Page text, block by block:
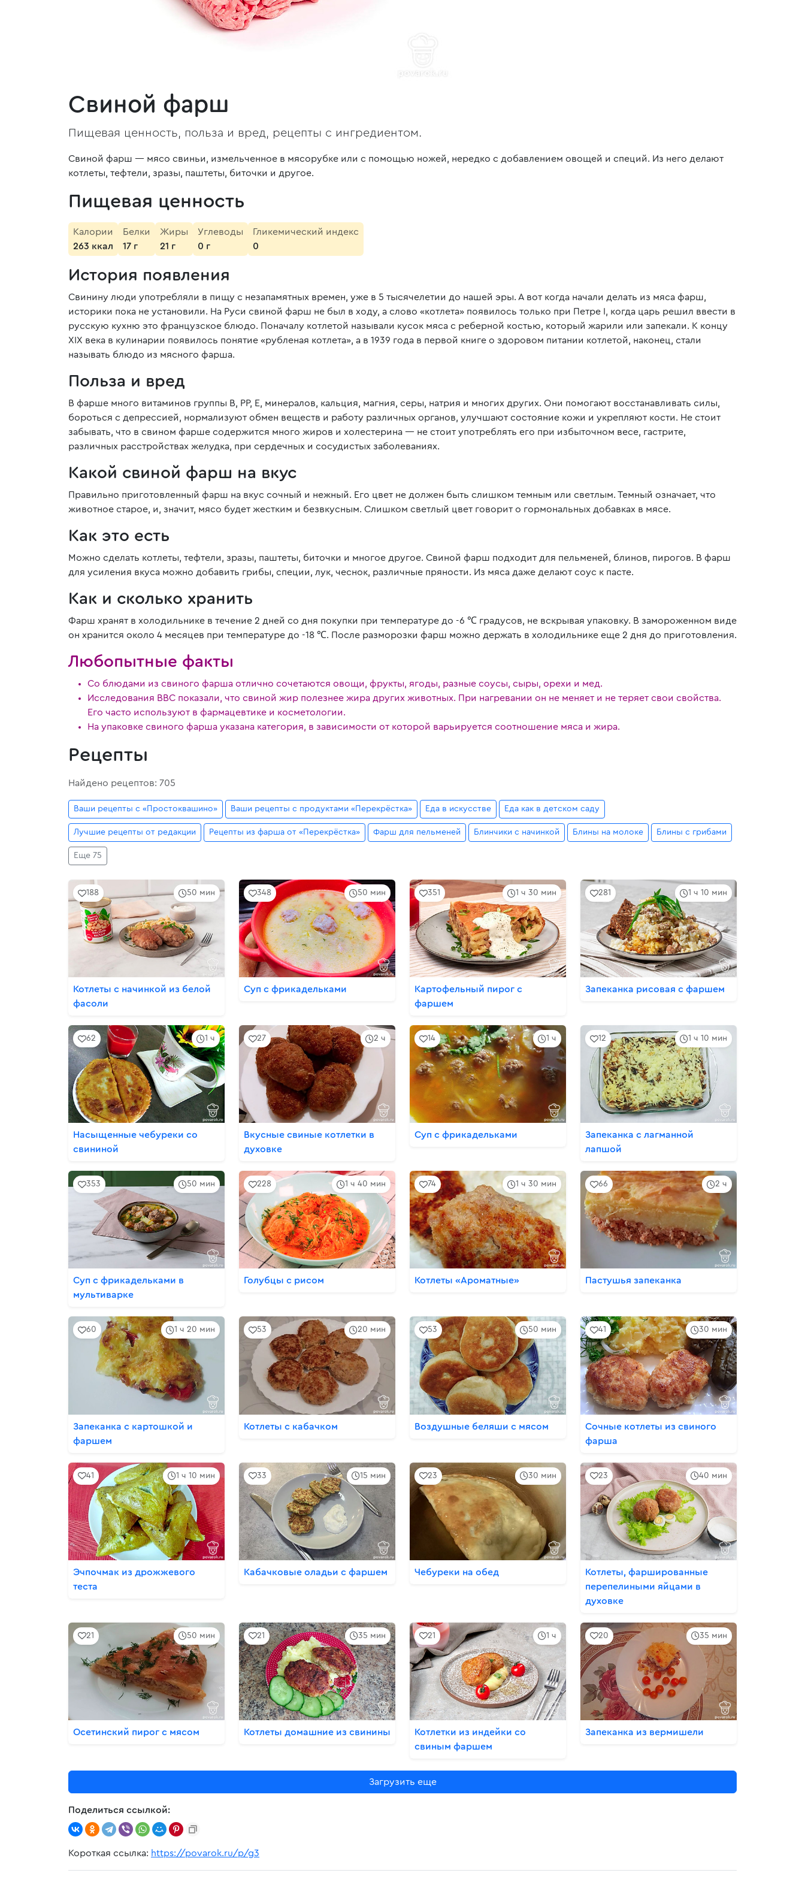
Свиной фарш
Пищевая ценность, польза и вред, рецепты с ингредиентом.
Свиной фарш — мясо свиньи, измельченное в мясорубке или с помощью ножей, нередко с добавлением овощей и специй. Из него делают
котлеты, тефтели, зразы, паштеты, биточки и другое.
Пищевая ценность
Калории
263 ккал
Белки
17 г
Жиры
21 г
Углеводы
0 г
Гликемический индекс
0
История появления
Свинину люди употребляли в пищу с незапамятных времен, уже в 5 тысячелетии до нашей эры. А вот когда начали делать из мяса фарш,
историки пока не установили. На Руси свиной фарш не был в ходу, а слово «котлета» появилось только при Петре I, когда царь решил ввести в
русскую кухню это французское блюдо. Поначалу котлетой называли кусок мяса с реберной костью, который жарили или запекали. К концу
XIX века в кулинарии появилось понятие «рубленая котлета», а в 1939 года в первой книге о здоровом питании котлетой, наконец, стали
называть блюдо из мясного фарша.
Польза и вред
В фарше много витаминов группы В, РР, Е, минералов, кальция, магния, серы, натрия и многих других. Они помогают восстанавливать силы,
бороться с депрессией, нормализуют обмен веществ и работу различных органов, улучшают состояние кожи и укрепляют кости. Не стоит
забывать, что в свином фарше содержится много жиров и холестерина — не стоит употреблять его при избыточном весе, гастрите,
различных расстройствах желудка, при сердечных и сосудистых заболеваниях.
Какой свиной фарш на вкус
Правильно приготовленный фарш на вкус сочный и нежный. Его цвет не должен быть слишком темным или светлым. Темный означает, что
животное старое, и, значит, мясо будет жестким и безвкусным. Слишком светлый цвет говорит о гормональных добавках в мясе.
Как это есть
Можно сделать котлеты, тефтели, зразы, паштеты, биточки и многое другое. Свиной фарш подходит для пельменей, блинов, пирогов. В фарш
для усиления вкуса можно добавить грибы, специи, лук, чеснок, различные пряности. Из мяса даже делают соус к пасте.
Как и сколько хранить
Фарш хранят в холодильнике в течение 2 дней со дня покупки при температуре до -6 ℃ градусов, не вскрывая упаковку. В замороженном виде
он хранится около 4 месяцев при температуре до -18 ℃. После разморозки фарш можно держать в холодильнике еще 2 дня до приготовления.
Любопытные факты
Со блюдами из свиного фарша отлично сочетаются овощи, фрукты, ягоды, разные соусы, сыры, орехи и мед.
Исследования ВВС показали, что свиной жир полезнее жира других животных. При нагревании он не меняет и не теряет свои свойства.
Его часто используют в фармацевтике и косметологии.
На упаковке свиного фарша указана категория, в зависимости от которой варьируется соотношение мяса и жира.
Рецепты
Найдено рецептов: 705
Ваши рецепты с «Простоквашино» Ваши рецепты с продуктами «Перекрёстка» Еда в искусстве Еда как в детском саду
Лучшие рецепты от редакции Рецепты из фарша от «Перекрёстка» Фарш для пельменей Блинчики с начинкой Блины на молоке Блины с грибами
Еще 75
50 мин
188
Котлеты с начинкой из белой
фасоли
50 мин
348
Суп с фрикадельками
1 ч 30 мин
351
Картофельный пирог с
фаршем
1 ч 10 мин
281
Запеканка рисовая с фаршем
1 ч
62
Насыщенные чебуреки со
свининой
2 ч
27
Вкусные свиные котлетки в
духовке
1 ч
14
Суп с фрикадельками
1 ч 10 мин
12
Запеканка с лагманной
лапшой
50 мин
353
Суп с фрикадельками в
мультиварке
1 ч 40 мин
228
Голубцы с рисом
1 ч 30 мин
74
Котлеты «Ароматные»
2 ч
66
Пастушья запеканка
1 ч 20 мин
60
Запеканка с картошкой и
фаршем
20 мин
53
Котлеты с кабачком
50 мин
53
Воздушные беляши с мясом
30 мин
41
Сочные котлеты из свиного
фарша
1 ч 10 мин
41
Эчпочмак из дрожжевого
теста
15 мин
33
Кабачковые оладьи с фаршем
30 мин
23
Чебуреки на обед
40 мин
23
Котлеты, фаршированные
перепелиными яйцами в
духовке
50 мин
21
Осетинский пирог с мясом
35 мин
21
Котлеты домашние из свинины
1 ч
21
Котлетки из индейки со
свиным фаршем
35 мин
20
Запеканка из вермишели
Загрузить еще
Поделиться ссылкой:
Короткая ссылка: https://povarok.ru/p/g3